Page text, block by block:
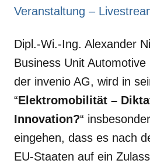
Veranstaltung –
Dipl.-Wi.-Ing. Alexander
Business Unit Automotive
der invenio AG, wird in
“Elektromobilität –
Innovation?“
eingehen, dass es nach
EU-Staaten auf ein